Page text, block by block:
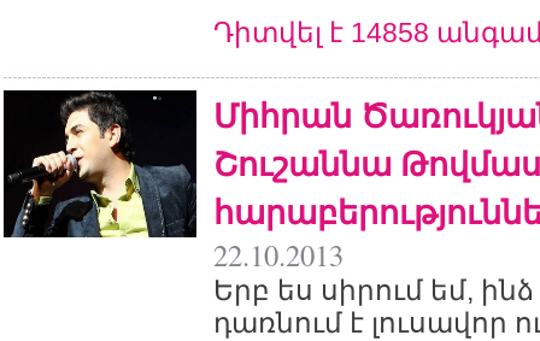
Դիտվել է 14858
Միհրան
Շուշաննա
22.10.2013
Երբ ես սիրում եմ,
դառնում է լուսավոր